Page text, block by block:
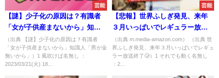
芸能
【謎】少子化の原因は？有識者
「女が子供産まないから」知識
人「男が金無いから」
（出典 【謎】少子化の原因は？有識者
「女が子供産まないから」知識人「男が金
無いから」）1 風吹けば名無し ：
2023/03/21(火) 18...
芸能
【悲報】世界ふしぎ発見、来年
３月いっぱいでレギュラー放送
終了へ🥲
（出典 m.media-amazon.com） （出典 世
界ふしぎ発見、来年３月いっぱいでレギュ
ラー放送終了🥲）1 それでも動く名無し
：2...